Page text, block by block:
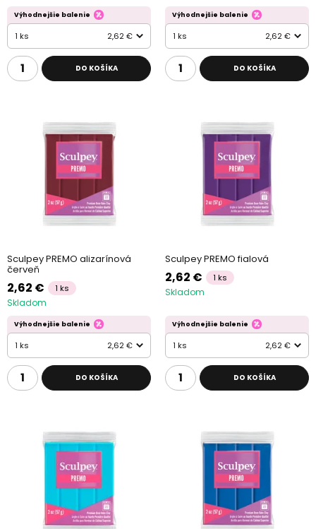
Výhodnejšie balenie
1 ks 2,62 €
DO KOŠÍKA
Výhodnejšie balenie
1 ks 2,62 €
DO KOŠÍKA
Sculpey PREMO alizarínová
červeň
2,62 € 1 ks
Skladom
Výhodnejšie balenie
1 ks 2,62 €
DO KOŠÍKA
Sculpey PREMO fialová
2,62 € 1 ks
Skladom
Výhodnejšie balenie
1 ks 2,62 €
DO KOŠÍKA